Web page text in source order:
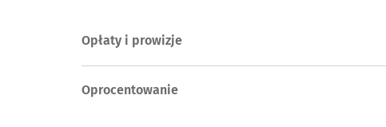
Opłaty i prowizje
Oprocentowanie